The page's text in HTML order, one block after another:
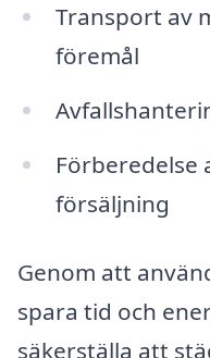
Transport av
föremål
Förberedelse
försäljning
Genom att
spara tid och
säkerställa att